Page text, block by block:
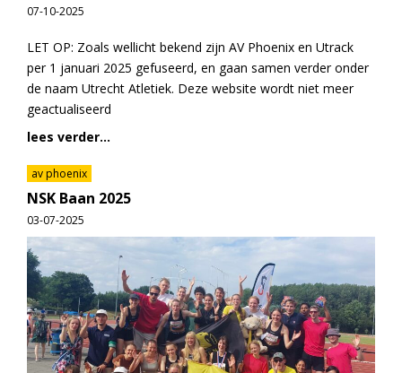
07-10-2025
LET OP: Zoals wellicht bekend zijn AV Phoenix en Utrack
per 1 januari 2025 gefuseerd, en gaan samen verder onder
de naam Utrecht Atletiek. Deze website wordt niet meer
geactualiseerd
lees verder...
av phoenix
NSK Baan 2025
03-07-2025